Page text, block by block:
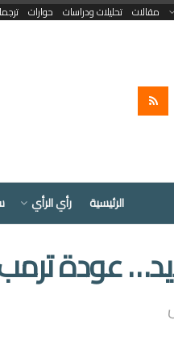
مقالات تحليلات ودراسات حوارات
الرئيسية رأي الرأي
عودة